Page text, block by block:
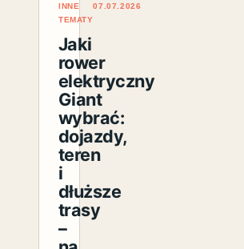
INNE
TEMATY
07.07.2026
Jaki
rower
elektryczny
Giant
wybrać:
dojazdy,
teren
i
dłuższe
trasy
–